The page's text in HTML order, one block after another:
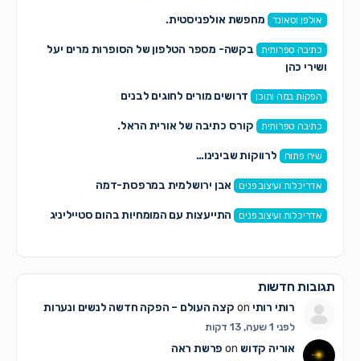
אולפן וסאונד מחפשת אולפניסטית.
כתיבה ספרותית
בקשה- מספר הטלפון של הסופרות מרים יעל
ושירי כהן
הפקות במה ותוכן דרושים מורים לחוגים לבנים
כתיבה ספרותית קורס כתיבה של אורית הראל.
שיח פתוח לרווקות שבינינו…
אדריכלות ועיצוב פנים אבן ירושלמית במרפסת-דמה
אדריכלות ועיצוב פנים התייעצות עם המומחיות בהום סטייליניג
תגובות חדשות
רותי רותיon קצה העולם – הפקה חדשה לנשים ונערות
לפני 1 שעה, 13 דקות
אוריה קדושon פרשת ראה